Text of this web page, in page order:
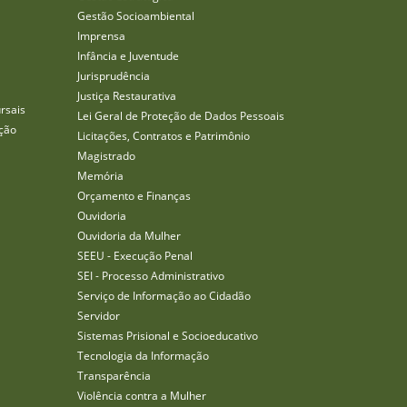
Gestão Socioambiental
Imprensa
Infância e Juventude
Jurisprudência
Justiça Restaurativa
Lei Geral de Proteção de Dados Pessoais
Licitações, Contratos e Patrimônio
Magistrado
Memória
Orçamento e Finanças
Ouvidoria
Ouvidoria da Mulher
SEEU - Execução Penal
SEI - Processo Administrativo
Serviço de Informação ao Cidadão
Servidor
Sistemas Prisional e Socioeducativo
Tecnologia da Informação
Transparência
Violência contra a Mulher